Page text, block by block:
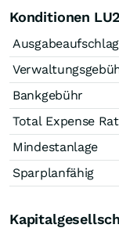
Konditionen
Ausgabeaufschlag
Bankgebühr
Total Expense
Mindestanlage
Sparplanfähig